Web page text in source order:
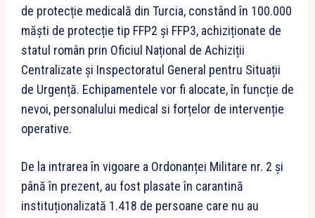
de protecție medicală din Turcia, constând în 100.000
măști de protecție tip FFP2 și FFP3, achiziționate de
statul român prin Oficiul Național de Achiziții
Centralizate și Inspectoratul General pentru Situații
de Urgență. Echipamentele vor fi alocate, în funcție de
nevoi, personalului medical si forțelor de intervenție
operative.
De la intrarea în vigoare a Ordonanței Militare nr. 2 și
până în prezent, au fost plasate în carantină
instituționalizată 1.418 de persoane care nu au